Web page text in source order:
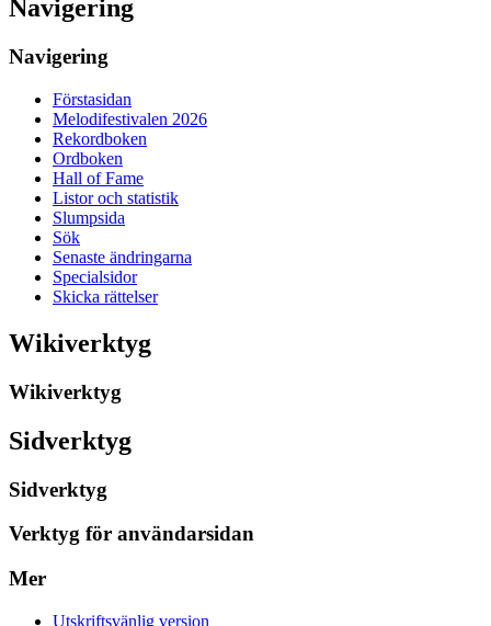
Navigering
Navigering
Förstasidan
Melodifestivalen 2026
Rekordboken
Ordboken
Hall of Fame
Listor och statistik
Slumpsida
Sök
Senaste ändringarna
Specialsidor
Skicka rättelser
Wikiverktyg
Wikiverktyg
Sidverktyg
Sidverktyg
Verktyg för användarsidan
Mer
Utskriftsvänlig version